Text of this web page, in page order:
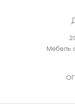
Мебель